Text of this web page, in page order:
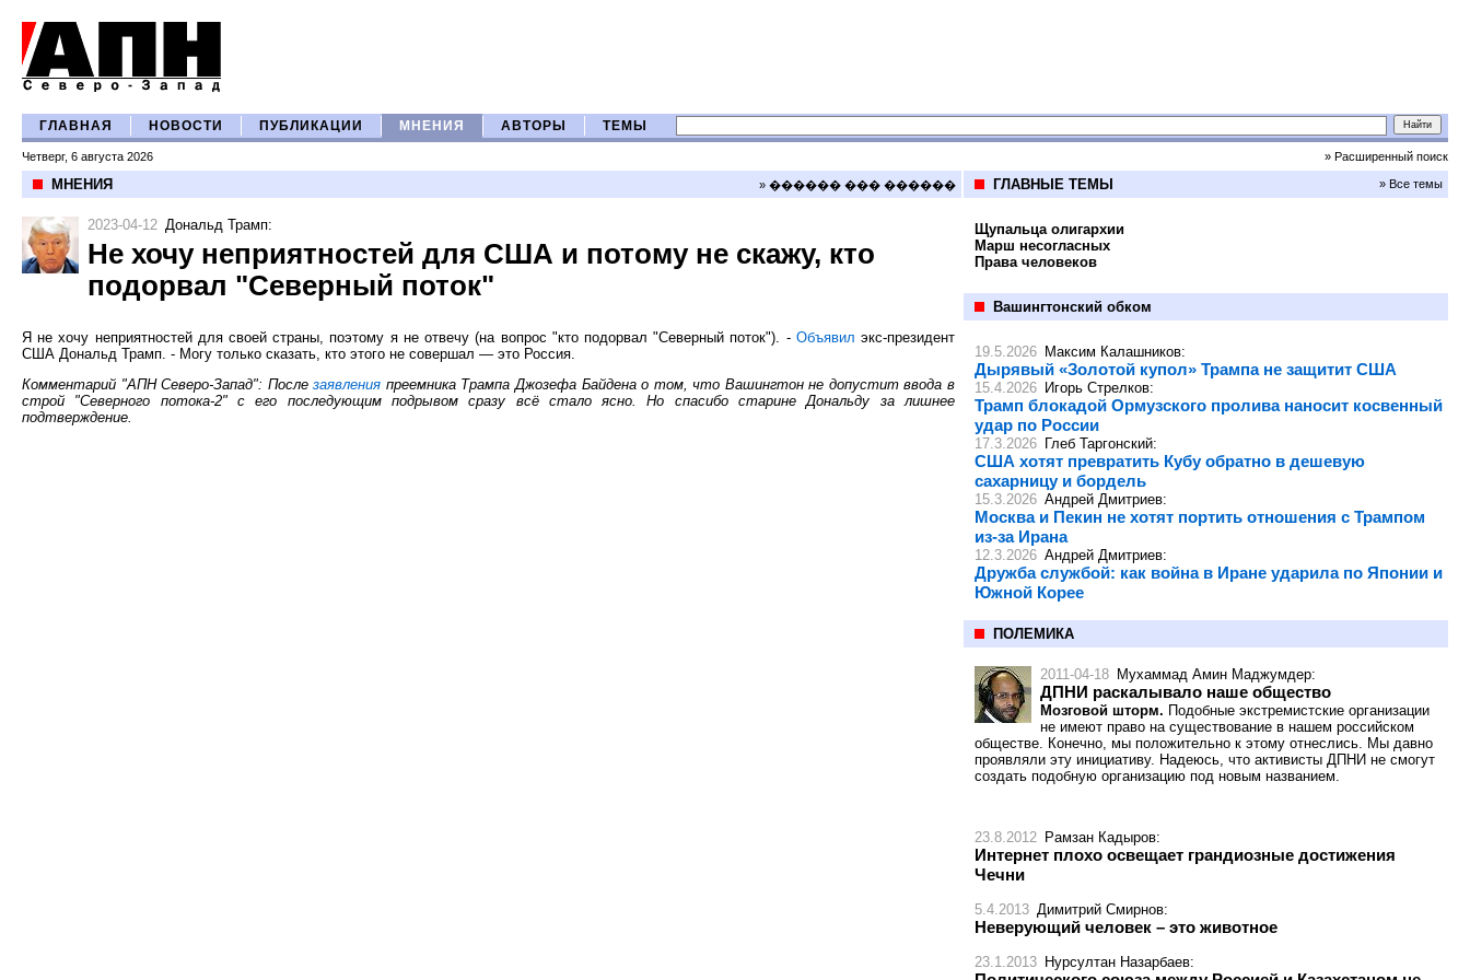
ГЛАВНАЯ НОВОСТИ ПУБЛИКАЦИИ МНЕНИЯ АВТОРЫ ТЕМЫ
Четверг, 6 августа 2026 » Расширенный поиск
МНЕНИЯ » ������ ��� ������
2023-04-12 Дональд Трамп:
Не хочу неприятностей для США и потому не скажу, кто
подорвал "Северный поток"
Я не хочу неприятностей для своей страны, поэтому я не отвечу (на вопрос "кто подорвал "Северный поток"). - Объявил экс-президент
США Дональд Трамп. - Могу только сказать, кто этого не совершал — это Россия.
Комментарий "АПН Северо-Запад": Послезаявления преемника Трампа Джозефа Байдена о том, что Вашингтон не допустит ввода в
строй "Северного потока-2" с его последующим подрывом сразу всё стало ясно. Но спасибо старине Дональду за лишнее
подтверждение.
ГЛАВНЫЕ ТЕМЫ » Все темы
Щупальца олигархии
Марш несогласных
Права человеков
Вашингтонский обком
19.5.2026 Максим Калашников:
Дырявый «Золотой купол» Трампа не защитит США
15.4.2026 Игорь Стрелков:
Трамп блокадой Ормузского пролива наносит косвенный
удар по России
17.3.2026 Глеб Таргонский:
США хотят превратить Кубу обратно в дешевую
сахарницу и бордель
15.3.2026 Андрей Дмитриев:
Москва и Пекин не хотят портить отношения с Трампом
из-за Ирана
12.3.2026 Андрей Дмитриев:
Дружба службой: как война в Иране ударила по Японии и
Южной Корее
ПОЛЕМИКА
2011-04-18 Мухаммад Амин Маджумдер:
ДПНИ раскалывало наше общество
Мозговой шторм. Подобные экстремистские организации
не имеют право на существование в нашем российском
обществе. Конечно, мы положительно к этому отнеслись. Мы давно
проявляли эту инициативу. Надеюсь, что активисты ДПНИ не смогут
создать подобную организацию под новым названием.
23.8.2012 Рамзан Кадыров:
Интернет плохо освещает грандиозные достижения
Чечни
5.4.2013 Димитрий Смирнов:
Неверующий человек – это животное
23.1.2013 Нурсултан Назарбаев: